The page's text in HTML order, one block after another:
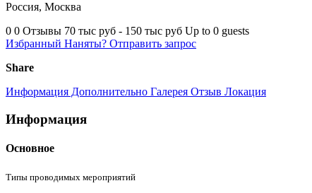
Россия, Москва
0 0 Отзывы 70 тыс руб - 150 тыс руб Up to 0 guests
Избранный Наняты? Отправить запрос
Share
Информация Дополнительно Галерея Отзыв Локация
Информация
Основное
Типы проводимых мероприятий